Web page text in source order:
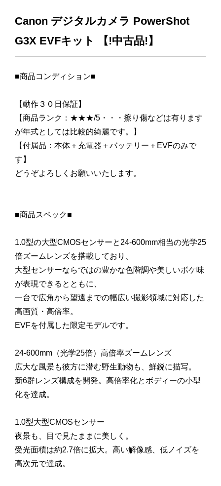
Canon デジタルカメラ PowerShot
G3X EVFキット 【!中古品!】
■商品コンディション■
【動作３０日保証】
【商品ランク：★★★/5・・・擦り傷などは有ります
が年式としては比較的綺麗です。】
【付属品：本体＋充電器＋バッテリー＋EVFのみで
す】
どうぞよろしくお願いいたします。
■商品スペック■
1.0型の大型CMOSセンサーと24-600mm相当の光学25
倍ズームレンズを搭載しており、
大型センサーならではの豊かな色階調や美しいボケ味
が表現できるとともに、
一台で広角から望遠までの幅広い撮影領域に対応した
高画質・高倍率。
EVFを付属した限定モデルです。
24-600mm（光学25倍）高倍率ズームレンズ
広大な風景も彼方に潜む野生動物も、鮮鋭に描写。
新6群レンズ構成を開発。高倍率化とボディーの小型
化を達成。
1.0型大型CMOSセンサー
夜景も、目で見たままに美しく。
受光面積は約2.7倍に拡大。高い解像感、低ノイズを
高次元で達成。